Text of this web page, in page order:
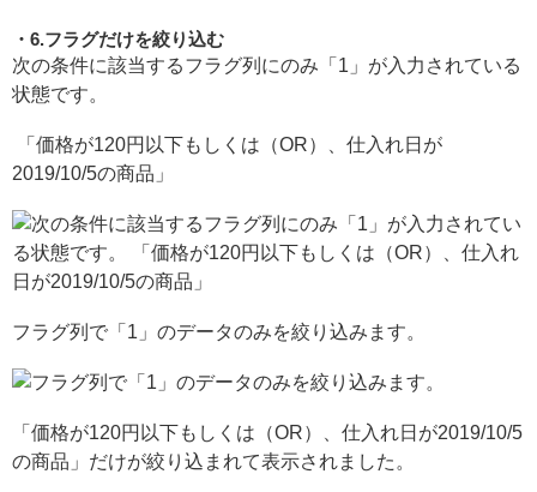
6.フラグだけを絞り込む
次の条件に該当するフラグ列にのみ「1」が入力されている
状態です。
「価格が120円以下もしくは（OR）、仕入れ日が
2019/10/5の商品」
フラグ列で「1」のデータのみを絞り込みます。
「価格が120円以下もしくは（OR）、仕入れ日が2019/10/5
の商品」だけが絞り込まれて表示されました。